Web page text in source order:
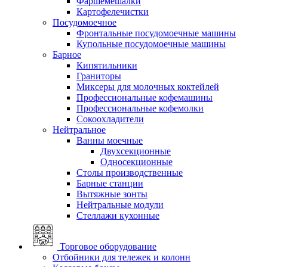
Картофелечистки
Посудомоечное
Фронтальные посудомоечные машины
Купольные посудомоечные машины
Барное
Кипятильники
Граниторы
Миксеры для молочных коктейлей
Профессиональные кофемашины
Профессиональные кофемолки
Сокоохладители
Нейтральное
Ванны моечные
Двухсекционные
Односекционные
Столы производственные
Барные станции
Вытяжные зонты
Нейтральные модули
Стеллажи кухонные
Торговое оборудование
Отбойники для тележек и колонн